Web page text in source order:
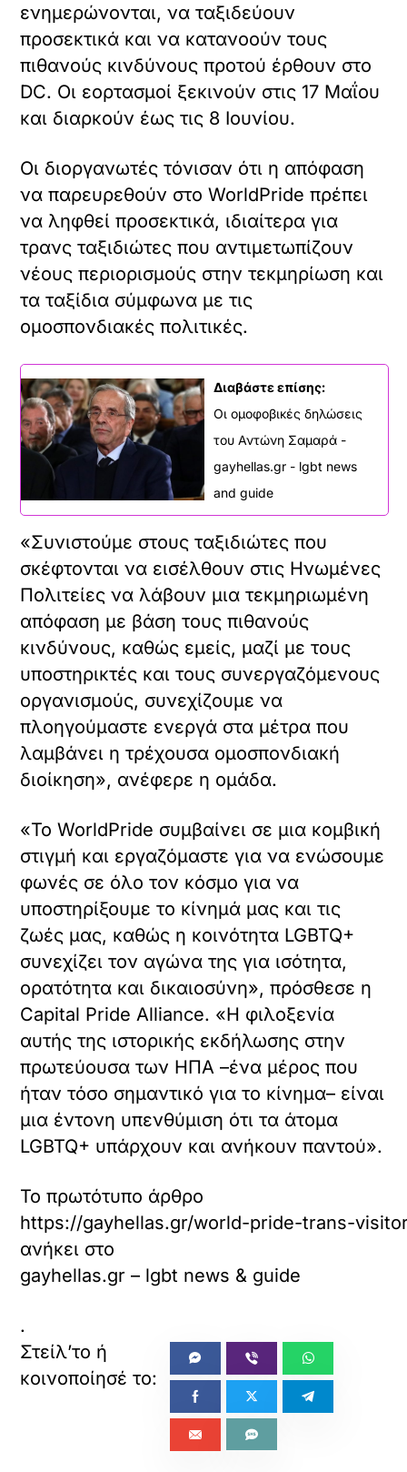
ενημερώνονται, να ταξιδεύουν
προσεκτικά και να κατανοούν τους
πιθανούς κινδύνους προτού έρθουν στο
DC. Οι εορτασμοί ξεκινούν στις 17 Μαΐου
και διαρκούν έως τις 8 Ιουνίου.
Οι διοργανωτές τόνισαν ότι η απόφαση
να παρευρεθούν στο WorldPride πρέπει
να ληφθεί προσεκτικά, ιδιαίτερα για
τρανς ταξιδιώτες που αντιμετωπίζουν
νέους περιορισμούς στην τεκμηρίωση και
τα ταξίδια σύμφωνα με τις
ομοσπονδιακές πολιτικές.
Διαβάστε επίσης:
Οι ομοφοβικές δηλώσεις
του Αντώνη Σαμαρά -
gayhellas.gr - lgbt news
and guide
«Συνιστούμε στους ταξιδιώτες που
σκέφτονται να εισέλθουν στις Ηνωμένες
Πολιτείες να λάβουν μια τεκμηριωμένη
απόφαση με βάση τους πιθανούς
κινδύνους, καθώς εμείς, μαζί με τους
υποστηρικτές και τους συνεργαζόμενους
οργανισμούς, συνεχίζουμε να
πλοηγούμαστε ενεργά στα μέτρα που
λαμβάνει η τρέχουσα ομοσπονδιακή
διοίκηση», ανέφερε η ομάδα.
«Το WorldPride συμβαίνει σε μια κομβική
στιγμή και εργαζόμαστε για να ενώσουμε
φωνές σε όλο τον κόσμο για να
υποστηρίξουμε το κίνημά μας και τις
ζωές μας, καθώς η κοινότητα LGBTQ+
συνεχίζει τον αγώνα της για ισότητα,
ορατότητα και δικαιοσύνη», πρόσθεσε η
Capital Pride Alliance. «Η φιλοξενία
αυτής της ιστορικής εκδήλωσης στην
πρωτεύουσα των ΗΠΑ –ένα μέρος που
ήταν τόσο σημαντικό για το κίνημα– είναι
μια έντονη υπενθύμιση ότι τα άτομα
LGBTQ+ υπάρχουν και ανήκουν παντού».
Το πρωτότυπο άρθρο
https://gayhellas.gr/world-pride-trans-
ανήκει στο
gayhellas.gr – lgbt news & guide
.